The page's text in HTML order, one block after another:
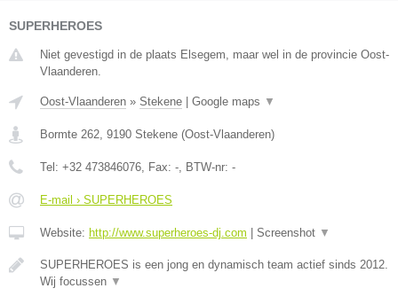
SUPERHEROES
Niet gevestigd in de plaats Elsegem, maar wel in de provincie Oost-
Vlaanderen.
Oost-Vlaanderen » Stekene Google maps ▼
Bormte 262, 9190 Stekene (Oost-Vlaanderen)
Tel: +32 473846076, Fax: -, BTW-nr: -
E-mail › SUPERHEROES
Website: http://www.superheroes-dj.com Screenshot ▼
SUPERHEROES is een jong en dynamisch team actief sinds 2012.
Wij focussen ▼